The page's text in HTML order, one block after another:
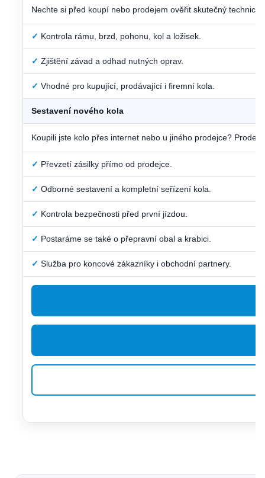
Nechte si před koupí nebo prodejem ověřit skutečný
✓ Kontrola rámu, brzd, pohonu, kol a ložisek.
✓ Zjištění závad a odhad nutných oprav.
✓ Vhodné pro kupující, prodávající i firemní kola.
Sestavení nového kola
Koupili jste kolo přes internet nebo u jiného prodejce?
✓ Převzetí zásilky přímo od prodejce.
✓ Odborné sestavení a kompletní seřízení kola.
✓ Kontrola bezpečnosti před první jízdou.
✓ Postaráme se také o přepravní obal a krabici.
✓ Služba pro koncové zákazníky i obchodní partnery.